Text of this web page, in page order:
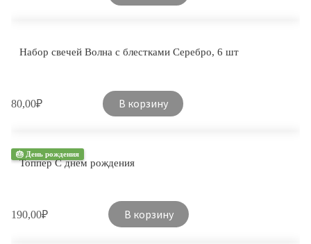
Набор свечей Волна с блестками Серебро, 6 шт
80,00₽ В корзину
🎂 День рождения
Топпер С днем рождения
190,00₽ В корзину